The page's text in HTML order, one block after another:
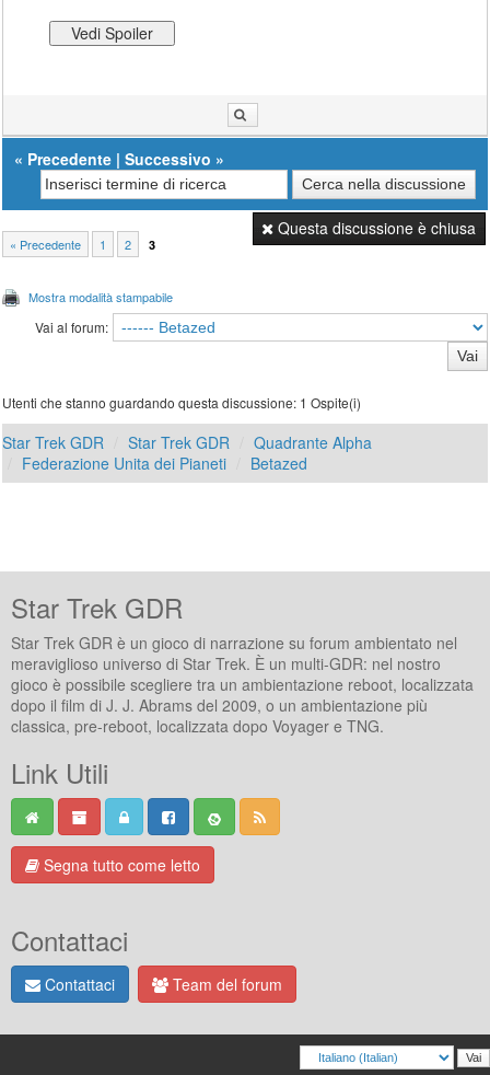
« Precedente |Successivo »
« Precedente 1 2 3
Questa discussione è chiusa
Mostra modalità stampabile
Vai al forum:
Utenti che stanno guardando questa discussione: 1 Ospite(i)
Star Trek GDR Star Trek GDR
Quadrante Alpha
Federazione Unita dei Pianeti
Betazed
Star Trek GDR
Star Trek GDR è un gioco di narrazione su forum ambientato nel
meraviglioso universo di Star Trek. È un multi-GDR: nel nostro
gioco è possibile scegliere tra un ambientazione reboot, localizzata
dopo il film di J. J. Abrams del 2009, o un ambientazione più
classica, pre-reboot, localizzata dopo Voyager e TNG.
Link Utili
Segna tutto come letto
Contattaci
Contattaci Team del forum